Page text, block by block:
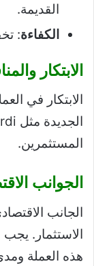
القديمة.
الكفاءة:
الابتكار
الابتكار في
المستثمرين.
الجوانب
الجانب
الاستثمار.
هذه العملة